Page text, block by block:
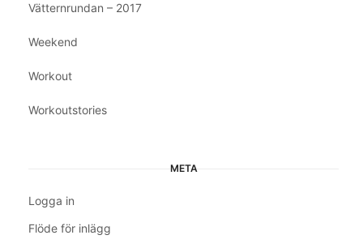
Vätternrundan – 2017
Weekend
Workout
Workoutstories
META
Logga in
Flöde för inlägg